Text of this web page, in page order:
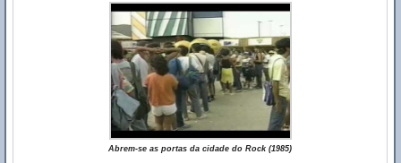
Abrem-se as portas da cidade do Rock (1985)